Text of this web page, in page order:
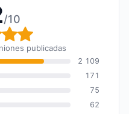
/10
global: 9,2
publicadas
2 109
171
75
62